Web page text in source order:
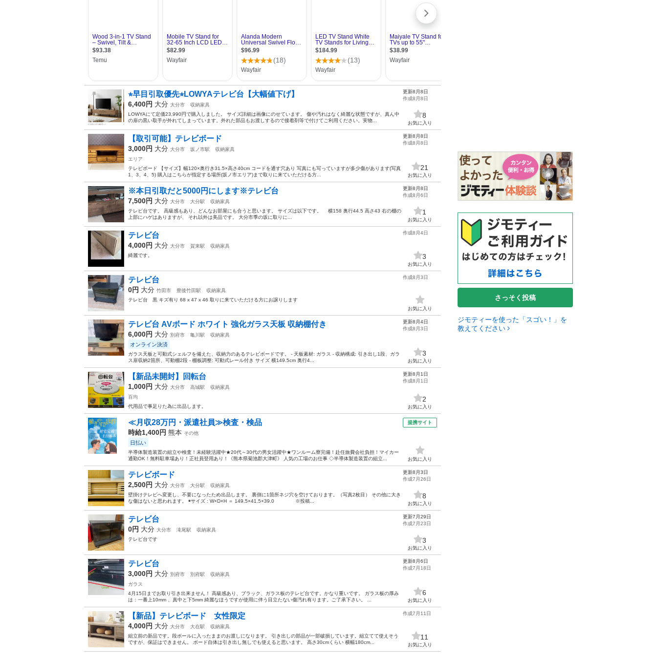
⭐︎早目引取優先⭐︎LOWYAテレビ台【大幅値下げ】
6,400円 大分 大分市
収納家具
LOWYAにて定価23,990円で購入しました。 サイズ詳細は画像にのせています。 傷や汚れはなく綺麗な状態ですが、真ん中
の扉の黒い取手が外れてしまっています。外れた部品もお渡しするので接着剤等で付けてご利用ください。実物...
更新8月8日
作成8月8日
8
お気に入り
【取引可能】テレビボード
3,000円 大分 大分市 坂ノ市駅
収納家具
エリア
テレビボード 【サイズ】幅120×奥行き31.5×高さ40cm コードを通す穴あり 写真にも写っていますが多少傷があります(写真
1、3、4、5) 購入はこちらが指定する場所(坂ノ市エリア)まで取りに来ていただける方...
更新8月8日
作成8月8日
21
お気に入り
※本日引取だと5000円にします※テレビ台
7,500円 大分 大分市 大分駅
収納家具
テレビ台です。 高級感もあり、どんなお部屋にも合うと思います。 サイズは以下です。 横158 奥行44.5 高さ43 右の棚の
上部にハゲはありますが、 それ以外は美品です。 大分市季の坂に取りに...
更新8月8日
作成8月6日
1
お気に入り
テレビ台
4,000円 大分 大分市 賀来駅
収納家具
綺麗です。
作成8月4日
3
お気に入り
テレビ台
0円 大分 竹田市 豊後竹田駅
収納家具
テレビ台 黒 キズ有り 68 x 47 x 46 取りに来ていただける方にお譲りします
作成8月3日
お気に入り
テレビ台 AVボード ホワイト 強化ガラス天板 収納棚付き
6,000円 大分 別府市 亀川駅 収納家具
オンライン決済
ガラス天板と可動式シェルフを備えた、収納力のあるテレビボードです。 - 天板素材: ガラス - 収納構成: 引き出し1段、ガラ
ス扉収納2箇所、可動棚2段 - 棚板調整: 可動式レール付き サイズ 横149.5cm 奥行4...
更新8月4日
作成8月3日
3
お気に入り
【新品未開封】回転台
1,000円 大分 大分市 高城駅
収納家具
百均
代用品で事足りた為に出品します。
更新8月1日
作成8月1日
2
お気に入り
≪月収28万円・派遣社員≫検査・検品
時給1,400円 熊本 その他
日払い
半導体製造装置の組立や検査！未経験活躍中★20代～30代の男女活躍中★ワンルーム寮完備！赴任旅費会社負担！マイカー
通勤OK！無料駐車場あり！正社員登用あり！《熊本県菊池郡大津町》 人気の工場のお仕事 ◇半導体製造装置の組立...
提携サイト
お気に入り
テレビボード
2,500円 大分 大分市 大分駅
収納家具
壁掛けテレビへ変更し、不要になったため出品します。 裏側に1箇所ネジ穴を空けております。（写真2枚目） その他に大き
な傷はないと思われます。 ◉サイズ : W×D×H ＝ 149.5×41.5×39.0 ※投稿...
更新8月3日
作成7月26日
8
お気に入り
テレビ台
0円 大分 大分市 滝尾駅
収納家具
テレビ台です
更新7月29日
作成7月23日
3
お気に入り
テレビ台
3,000円 大分 別府市 別府駅
収納家具
ガラス
4月15日までお取り引き出来ません！ 高級感あり、ブラック、ガラス板のテレビ台です。かなり重いです。 ガラス板の厚み
は：一番上10mm 、真中と下5mm 綺麗なほうですが使用に伴う目立たない傷汚れ有ります。ご了承下さい。 ...
更新8月6日
作成7月18日
6
お気に入り
【新品】テレビボード 女性限定
4,000円 大分 大分市 大在駅
収納家具
組立前の新品です。段ボールに入ったままのお渡しになります。 引き出しの部品が一部破損しています。組立てて使えそう
ですが、保証はできません。 ボード自体は引き出し無しでも使えると思います。 高さ30cmくらい 横幅180cm...
作成7月11日
11
お気に入り
さっそく投稿
ジモティーを使った「スゴい！」を
教えてください